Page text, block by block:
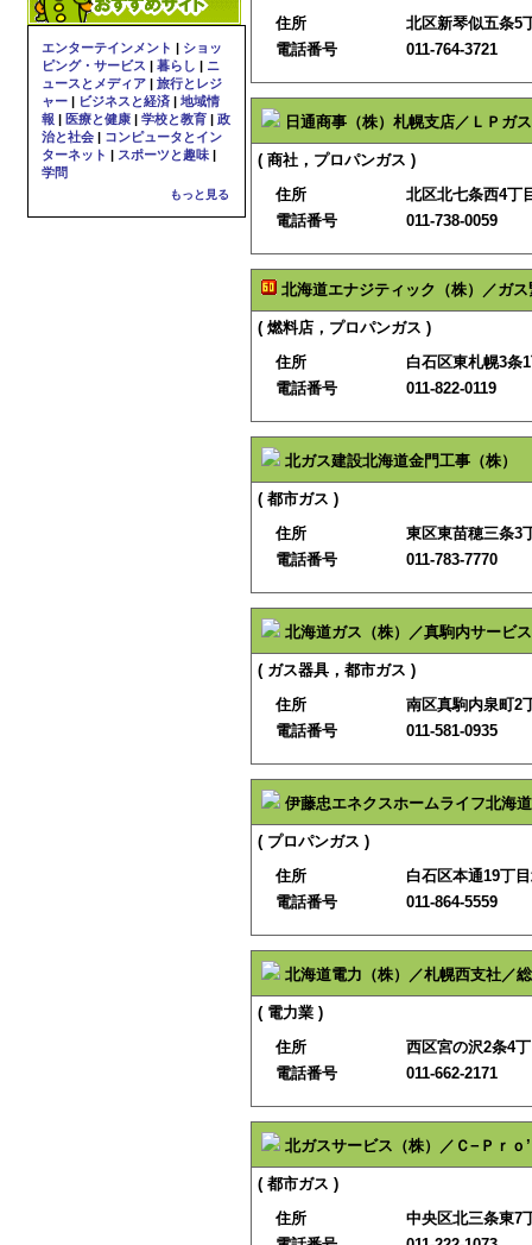
エンターテインメント | ショッ
ピング・サービス | 暮らし | ニ
ュースとメディア | 旅行とレジ
ャー | ビジネスと経済 | 地域情
報 | 医療と健康 | 学校と教育 | 政
治と社会 | コンピュータとイン
ターネット | スポーツと趣味 |
学問
もっと見る
住所
北区新琴似五条5
電話番号
011-764-3721
日通商事（株）札幌支店／ＬＰガ
( 商社，プロパンガス )
住所
北区北七条西4丁
電話番号
011-738-0059
北海道エナジティック（株）／ガ
( 燃料店，プロパンガス )
住所
白石区東札幌3条
電話番号
011-822-0119
北ガス建設北海道金門工事（株）
( 都市ガス )
住所
東区東苗穂三条3
電話番号
011-783-7770
北海道ガス（株）／真駒内サービ
( ガス器具，都市ガス )
住所
南区真駒内泉町2
電話番号
011-581-0935
伊藤忠エネクスホームライフ北海
( プロパンガス )
住所
白石区本通19丁
電話番号
011-864-5559
北海道電力（株）／札幌西支社／
( 電力業 )
住所
西区宮の沢2条4
電話番号
011-662-2171
北ガスサービス（株）／Ｃ−Ｐｒｏ
( 都市ガス )
住所
中央区北三条東7